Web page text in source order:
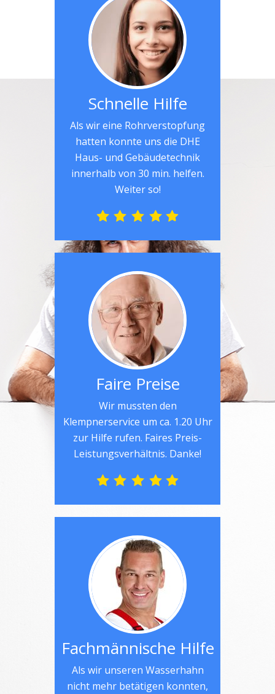
Schnelle Hilfe
Als wir eine Rohrverstopfung
hatten konnte uns die DHE
Haus- und Gebäudetechnik
innerhalb von 30 min. helfen.
Weiter so!
Faire Preise
Wir mussten den
Klempnerservice um ca. 1.20 Uhr
zur Hilfe rufen. Faires Preis-
Leistungsverhältnis. Danke!
Fachmännische Hilfe
Als wir unseren Wasserhahn
nicht mehr betätigen konnten,